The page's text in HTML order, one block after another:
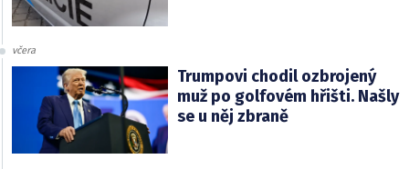
včera
Trumpovi chodil ozbrojený
muž po golfovém hřišti. Našly
se u něj zbraně